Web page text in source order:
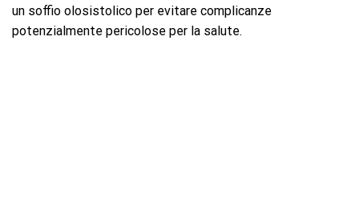
un soffio olosistolico per evitare complicanze
potenzialmente pericolose per la salute.